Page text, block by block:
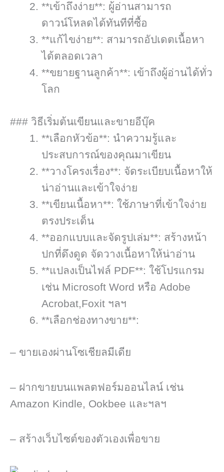
**เข้าถึงง่าย**: ผู้อ่านสามารถ
ดาวน์โหลดได้ทันทีที่ซื้อ
**แก้ไขง่าย**: สามารถอัปเดตเนื้อหา
ได้ตลอดเวลา
**ขยายฐานลูกค้า**: เข้าถึงผู้อ่านได้ทั่ว
โลก
### วิธีเริ่มต้นเขียนและขายอีบุ๊ค
**เลือกหัวข้อ**: นำความรู้และ
ประสบการณ์ของคุณมาเขียน
**วางโครงเรื่อง**: จัดระเบียบเนื้อหาให้
น่าอ่านและเข้าใจง่าย
**เขียนเนื้อหา**: ใช้ภาษาที่เข้าใจง่าย
ตรงประเด็น
**ออกแบบและจัดรูปเล่ม**: สร้างหน้า
ปกที่ดึงดูด จัดวางเนื้อหาให้น่าอ่าน
**แปลงเป็นไฟล์ PDF**: ใช้โปรแกรม
เช่น Microsoft Word หรือ Adobe
Acrobat,Foxit ฯลฯ
**เลือกช่องทางขาย**:
– ขายเองผ่านโซเชียลมีเดีย
– ฝากขายบนแพลตฟอร์มออนไลน์ เช่น
Amazon Kindle, Ookbee และฯลฯ
– สร้างเว็บไซต์ของตัวเองเพื่อขาย